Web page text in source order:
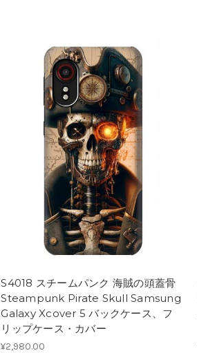
S4018 スチームパンク 海賊の頭蓋骨
Steampunk Pirate Skull Samsung
Galaxy Xcover 5 バックケース、フ
リップケース・カバー
¥2,980.00